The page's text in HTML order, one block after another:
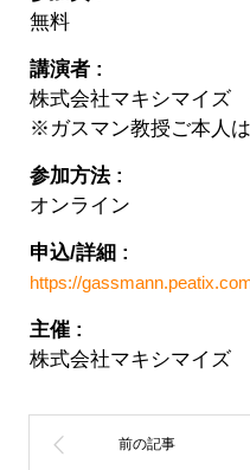
無料
講演者 :
株式会社マキシマイ
※ガスマン教授ご本人
参加方法 :
オンライン
申込/詳細 :
https://
主催 :
株式会社マキシマイズ